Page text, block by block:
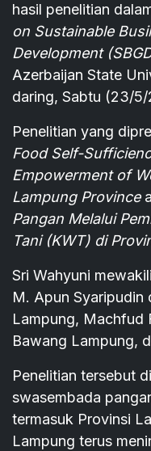
hasil penelitian
on Sustainable
Development
Azerbaijan State
daring, Sabtu (23/
Penelitian yang
Food Self-
Empowerment of
Lampung Province
Pangan Melalui
Tani (KWT) di
Sri Wahyuni
M. Apun Syaripudin
Lampung, Machfud
Bawang Lampung,
Penelitian tersebut
swasembada
termasuk Provinsi
Lampung terus